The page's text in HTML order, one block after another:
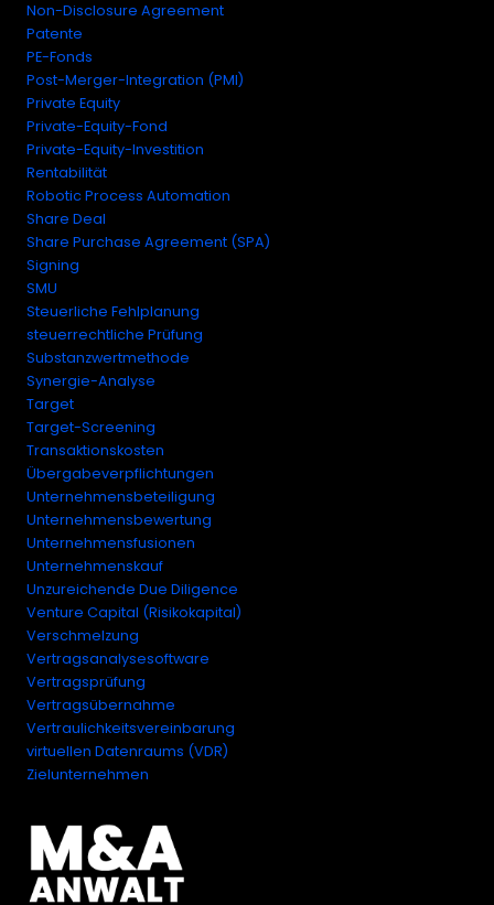
Non-Disclosure Agreement
Patente
PE-Fonds
Post-Merger-Integration (PMI)
Private Equity
Private-Equity-Fond
Private-Equity-Investition
Rentabilität
Robotic Process Automation
Share Deal
Share Purchase Agreement (SPA)
Signing
SMU
Steuerliche Fehlplanung
steuerrechtliche Prüfung
Substanzwertmethode
Synergie-Analyse
Target
Target-Screening
Transaktionskosten
Übergabeverpflichtungen
Unternehmensbeteiligung
Unternehmensbewertung
Unternehmensfusionen
Unternehmenskauf
Unzureichende Due Diligence
Venture Capital (Risikokapital)
Verschmelzung
Vertragsanalysesoftware
Vertragsprüfung
Vertragsübernahme
Vertraulichkeitsvereinbarung
virtuellen Datenraums (VDR)
Zielunternehmen